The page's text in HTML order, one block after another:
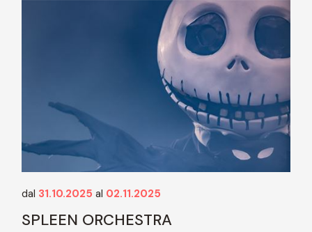
dal 31.10.2025 al 02.11.2025
SPLEEN ORCHESTRA